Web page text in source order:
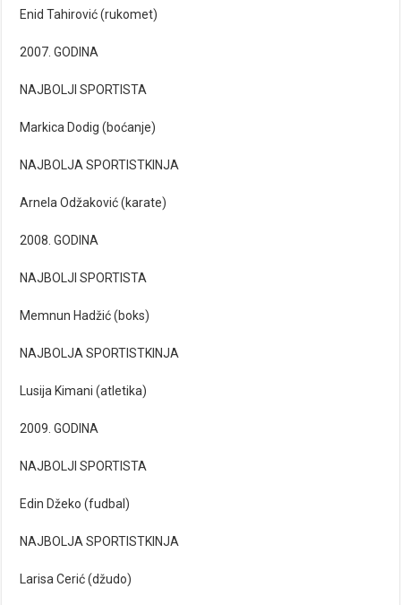
Enid Tahirović (rukomet)
2007. GODINA
NAJBOLJI SPORTISTA
Markica Dodig (boćanje)
NAJBOLJA SPORTISTKINJA
Arnela Odžaković (karate)
2008. GODINA
NAJBOLJI SPORTISTA
Memnun Hadžić (boks)
NAJBOLJA SPORTISTKINJA
Lusija Kimani (atletika)
2009. GODINA
NAJBOLJI SPORTISTA
Edin Džeko (fudbal)
NAJBOLJA SPORTISTKINJA
Larisa Cerić (džudo)